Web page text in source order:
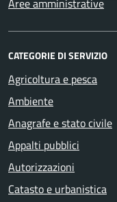
Aree amministrative
CATEGORIE DI SERVIZIO
Agricoltura e pesca
Ambiente
Anagrafe e stato civile
Appalti pubblici
Autorizzazioni
Catasto e urbanistica